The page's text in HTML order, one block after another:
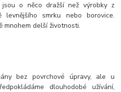
o něco dražší než výrobky z
levnějšího smrku nebo borovice.
mnohem delší životnosti.
bez povrchové úpravy, ale u
dlouhodobé užívání,